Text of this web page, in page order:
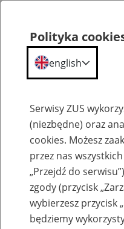
Szkolenia
Polityka
english
Serwisy ZUS
(niezbędne) oraz
cookies. Możesz
przez nas
„Przejdź do
zgody (przycisk
wybierzesz przycisk
będziemy